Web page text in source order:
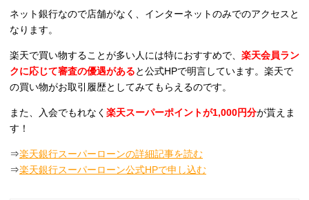
ネット銀行なので店舗がなく、インターネットのみでのアクセスと
なります。
楽天で買い物することが多い人には特におすすめで、 楽天会員ラン
クに応じて審査の優遇があると公式HPで明言しています。楽天で
の買い物がお取引履歴としてみてもらえるのです。
また、入会でもれなく 楽天スーパーポイントが1,000円分が貰えま
す！
⇒楽天銀行スーパーローンの詳細記事を読む
⇒楽天銀行スーパーローン公式HPで申し込む